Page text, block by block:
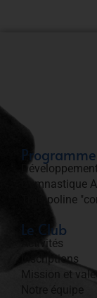
Gymnastique
Trampoline
Le Club
Activités
Inscriptions
Mission et